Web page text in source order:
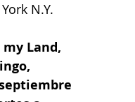
Curaduria
N.Y.
Land,